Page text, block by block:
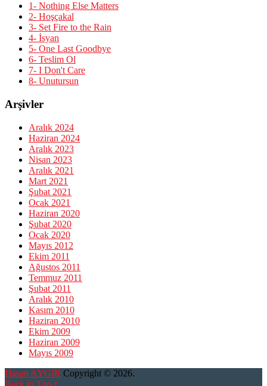
1- Nothing Else Matters
2- Hoşçakal
3- Set Fire to the Rain
4- İsyan
5- One Last Goodbye
6- Teslim Ol
7- I Don't Care
8- Unutursun
Arşivler
Aralık 2024
Haziran 2024
Aralık 2023
Nisan 2023
Aralık 2021
Mart 2021
Şubat 2021
Ocak 2021
Haziran 2020
Şubat 2020
Ocak 2020
Mayıs 2012
Ekim 2011
Ağustos 2011
Temmuz 2011
Şubat 2011
Aralık 2010
Kasım 2010
Haziran 2010
Ekim 2009
Haziran 2009
Mayıs 2009
Hasan AYGIR Copyright © 2026.
Back to Top ↑